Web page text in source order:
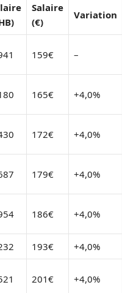
Salaire
(€)
Variation
159€ –
165€ +4,0%
172€ +4,0%
179€ +4,0%
186€ +4,0%
193€ +4,0%
201€ +4,0%